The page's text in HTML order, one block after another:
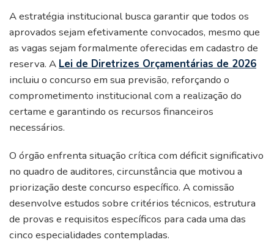
A estratégia institucional busca garantir que todos os
aprovados sejam efetivamente convocados, mesmo que
as vagas sejam formalmente oferecidas em cadastro de
reserva. A Lei de Diretrizes Orçamentárias de 2026
incluiu o concurso em sua previsão, reforçando o
comprometimento institucional com a realização do
certame e garantindo os recursos financeiros
necessários.
O órgão enfrenta situação crítica com déficit significativo
no quadro de auditores, circunstância que motivou a
priorização deste concurso específico. A comissão
desenvolve estudos sobre critérios técnicos, estrutura
de provas e requisitos específicos para cada uma das
cinco especialidades contempladas.